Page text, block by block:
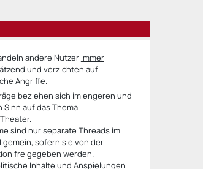
andere Nutzer immer
und verzichten auf
Angriffe.
beziehen sich im engeren und
Sinn auf das Thema
sind nur separate Threads im
sofern sie von der
freigegeben werden.
Inhalte und Anspielungen